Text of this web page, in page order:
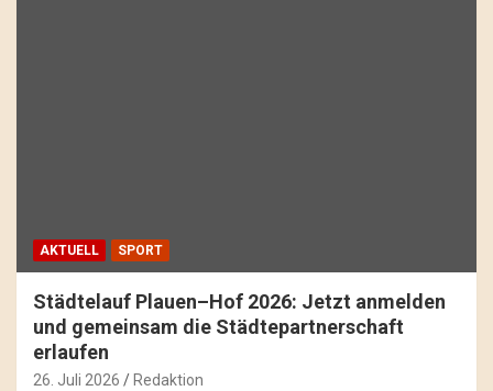
AKTUELL SPORT
Städtelauf Plauen–Hof 2026: Jetzt anmelden
und gemeinsam die Städtepartnerschaft
erlaufen
26. Juli 2026 Redaktion